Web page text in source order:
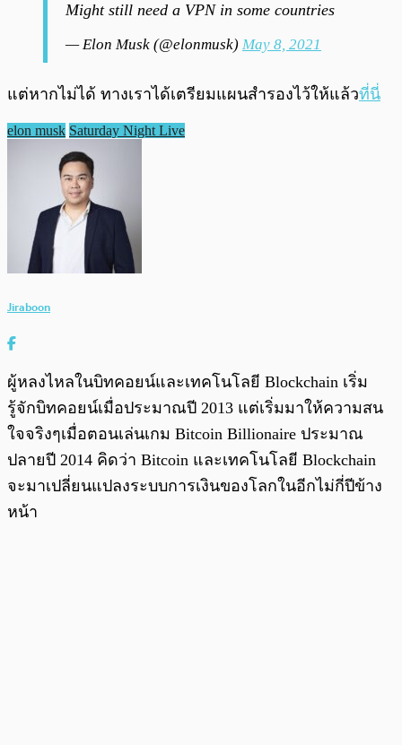
Might still need a VPN in some countries
— Elon Musk (@elonmusk) May 8, 2021
แต่หากไม่ได้ ทางเราได้เตรียมแผนสำรองไว้ให้แล้วที่นี่
elon musk Saturday Night Live
Jiraboon
ผู้หลงไหลในบิทคอยน์และเทคโนโลยี Blockchain เริ่ม
รู้จักบิทคอยน์เมื่อประมาณปี 2013 แต่เริ่มมาให้ความสน
ใจจริงๆเมื่อตอนเล่นเกม Bitcoin Billionaire ประมาณ
ปลายปี 2014 คิดว่า Bitcoin และเทคโนโลยี Blockchain
จะมาเปลี่ยนแปลงระบบการเงินของโลกในอีกไม่กี่ปีข้าง
หน้า